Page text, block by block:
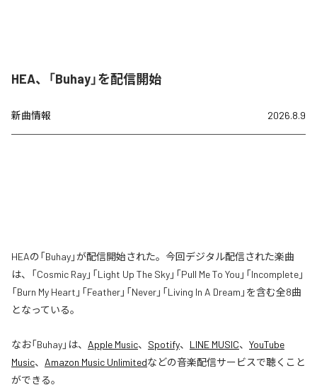
HEA、「Buhay」を配信開始
新曲情報 2026.8.9
HEAの「Buhay」が配信開始された。今回デジタル配信された楽曲
は、「Cosmic Ray」「Light Up The Sky」「Pull Me To You」「Incomplete」
「Burn My Heart」「Feather」「Never」「Living In A Dream」を含む全8曲
となっている。
なお「Buhay」は、 Apple Music、 Spotify、 LINE MUSIC、 YouTube
Music、 Amazon Music Unlimitedなどの音楽配信サービスで聴くこと
ができる。